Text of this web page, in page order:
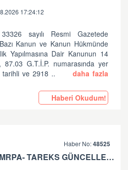
17:24:12
sayılı Resmi Gazetede
Kanun ve Kanun Hükmünde
Yapılmasına Dair Kanunun 14
87.03 G.T.İ.P. numarasında yer
ve 2918 ..
daha fazla
Haberi Okudum!
Haber No:48525
EVRIMRPA- TAREKS GÜNCELLEMESI HAKKINDA (V: 11.50.2.6 BU VERSIYONDA EVRIMRPA- TAREKS MODULÜNDE GÜNCELLEME YAPILMIŞTIR. )